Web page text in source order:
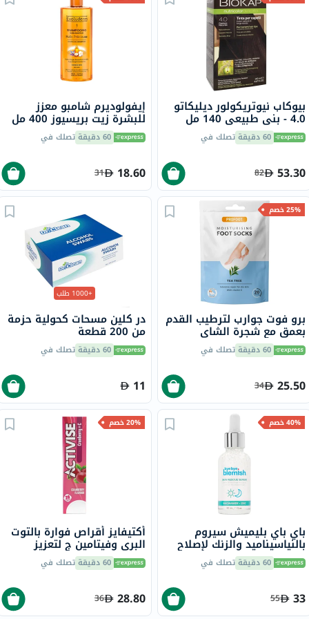
بيوكاب نيوتريكولور ديليكاتو
4.0 - بني طبيعي 140 مل
60 دقيقة تصلك في
53.30
82
إيفولوديرم شامبو معزز
للبشرة زيت بريسيوز 400 مل
60 دقيقة تصلك في
18.60
31
25% خصم
برو فوت جوارب لترطيب القدم
بعمق مع شجرة الشاي
وفيتامين E لإصلاح البشرة
الجافة،حزمه من زوج واحد
60 دقيقة تصلك في
25.50
34
+1000 طلب
در كلين مسحات كحولية حزمة
من 200 قطعة
60 دقيقة تصلك في
11
40% خصم
باي باي بليميش سيروم
بالنياسيناميد والزنك لإصلاح
البشرة، 30 مل60 دقيقة تصلك في
33
55
20% خصم
أكتيفايز أقراص فوارة بالتوت
البري وفيتامين ج لتعزيز
المناعة، حزمة من 20
60 دقيقة تصلك في
28.80
36